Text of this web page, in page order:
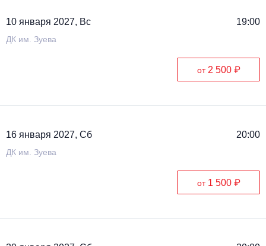
10 января 2027, Вс 19:00
ДК им. Зуева
от 2 500 ₽
16 января 2027, Сб 20:00
ДК им. Зуева
от 1 500 ₽